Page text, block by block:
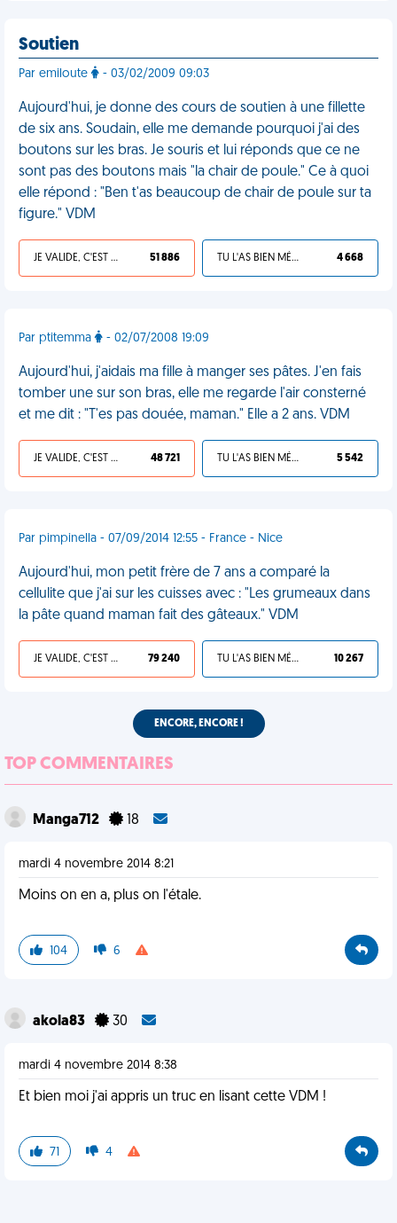
Soutien
Par emiloute - 03/02/2009 09:03
Aujourd'hui, je donne des cours de soutien à une fillette
de six ans. Soudain, elle me demande pourquoi j'ai des
boutons sur les bras. Je souris et lui réponds que ce ne
sont pas des boutons mais "la chair de poule." Ce à quoi
elle répond : "Ben t'as beaucoup de chair de poule sur ta
figure." VDM
JE VALIDE, C'EST UNE VDM 51 886 TU L'AS BIEN MÉRITÉ 4 668
Par ptitemma - 02/07/2008 19:09
Aujourd'hui, j'aidais ma fille à manger ses pâtes. J'en fais
tomber une sur son bras, elle me regarde l'air consterné
et me dit : "T'es pas douée, maman." Elle a 2 ans. VDM
JE VALIDE, C'EST UNE VDM 48 721 TU L'AS BIEN MÉRITÉ 5 542
Par pimpinella - 07/09/2014 12:55 - France - Nice
Aujourd'hui, mon petit frère de 7 ans a comparé la
cellulite que j'ai sur les cuisses avec : "Les grumeaux dans
la pâte quand maman fait des gâteaux." VDM
JE VALIDE, C'EST UNE VDM 79 240 TU L'AS BIEN MÉRITÉ 10 267
ENCORE, ENCORE !
TOP COMMENTAIRES
Manga712 18
mardi 4 novembre 2014 8:21
Moins on en a, plus on l'étale.
104 6
akola83 30
mardi 4 novembre 2014 8:38
Et bien moi j'ai appris un truc en lisant cette VDM !
71 4